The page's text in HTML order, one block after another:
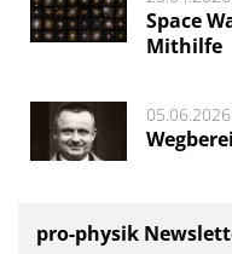
Space
Mithilfe
05.06.2026
pro-physik